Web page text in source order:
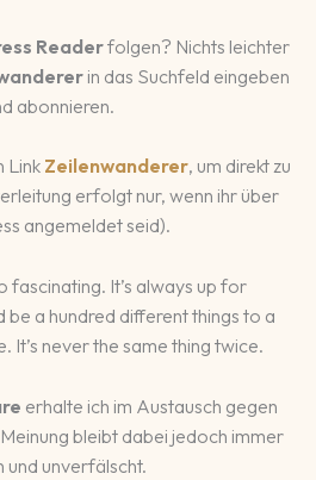
Readerfolgen? Nichts leichter
in das Suchfeld eingeben
abonnieren.
Link Zeilenwanderer, um direkt zu
erfolgt nur, wenn ihr über
angemeldet seid).
fascinating. It’s always up for
a hundred different things to a
It’s never the same thing twice.
erhalte ich im Austausch gegen
bleibt dabei jedoch immer
und unverfälscht.